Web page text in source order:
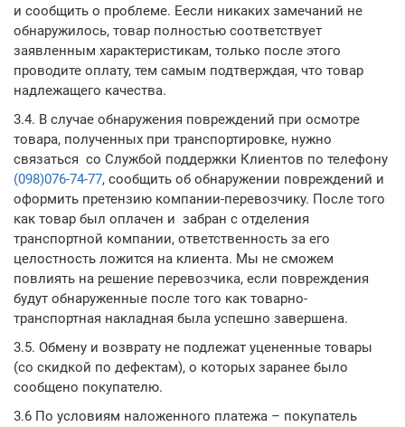
и сообщить о проблеме. Еесли никаких замечаний не
обнаружилось, товар полностью соответствует
заявленным характеристикам, только после этого
проводите оплату, тем самым подтверждая, что товар
надлежащего качества.
3.4. В случае обнаружения повреждений при осмотре
товара, полученных при транспортировке, нужно
связаться со Службой поддержки Клиентов по телефону
(098)076-74-77, сообщить об обнаружении повреждений и
оформить претензию компании-перевозчику. После того
как товар был оплачен и забран с отделения
транспортной компании, ответственность за его
целостность ложится на клиента. Мы не сможем
повлиять на решение перевозчика, если повреждения
будут обнаруженные после того как товарно-
транспортная накладная была успешно завершена.
3.5. Обмену и возврату не подлежат уцененные товары
(со скидкой по дефектам), о которых заранее было
сообщено покупателю.
3.6 По условиям наложенного платежа – покупатель